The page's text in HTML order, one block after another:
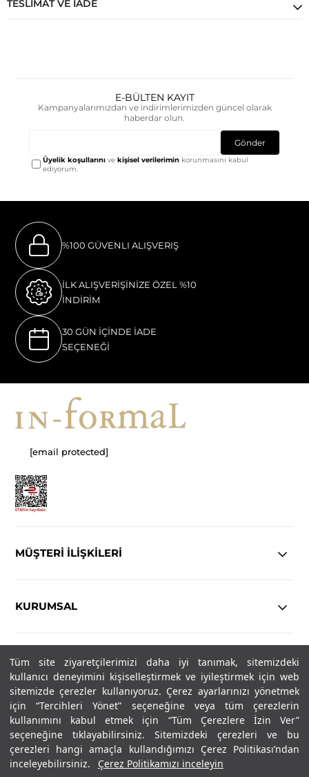
Tüm site ziyaretçilerimizi daha iyi tanımak, sitemizdeki
kullanıcı deneyimini kişiselleştirmek ve iyileştirmek için web
sitemizde çerezler kullanıyoruz. Çerez ayarlarınızı yönetmek
için “Tercihleri Yönet” seçeneğine veya tüm çerezlerin
kullanımını kabul etmek için “Tüm Çerezlere İzin Ver”
seçeneğine tıklayabilirsiniz. Sitemizdeki çerezleri ve bu
çerezleri hangi amaçla kullandığımızı Çerez Politikası’ndan
inceleyebilirsiniz.
Çerez Politikamızı inceleyin
TESLIMAT VE İADE
E-BÜLTEN KAYIT
Kampanyalarımızdan ve indirimlerimizden güncel olarak
haberdar olun.
Gönder
Üyelik koşullarını vekişisel verilerimin korunmasını kabul
ediyorum.
%100 GÜVENLI ALIŞVERIŞ
İLK ALIŞVERİŞİNİZE ÖZEL %10
İNDİRİM
30 GÜN İÇİNDE İADE
SEÇENEĞİ
[email protected]
MÜŞTERİ İLİŞKİLERİ
KURUMSAL
YASAL
Copyright© 2025 IN-FORMAL Tüm hakları saklıdır.
SOSYAL MEDYA